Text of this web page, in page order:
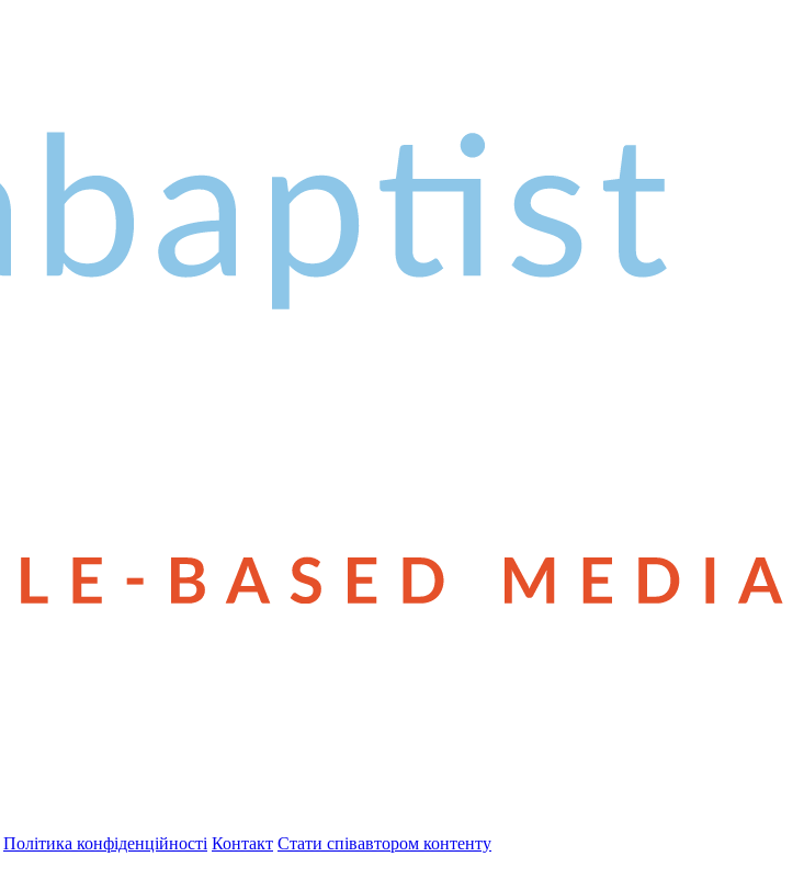
Політика конфіденційності Контакт Стати співавтором контенту